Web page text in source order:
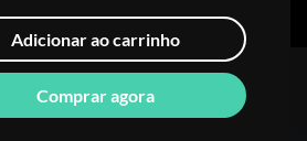
Adicionar ao carrinho
Comprar agora